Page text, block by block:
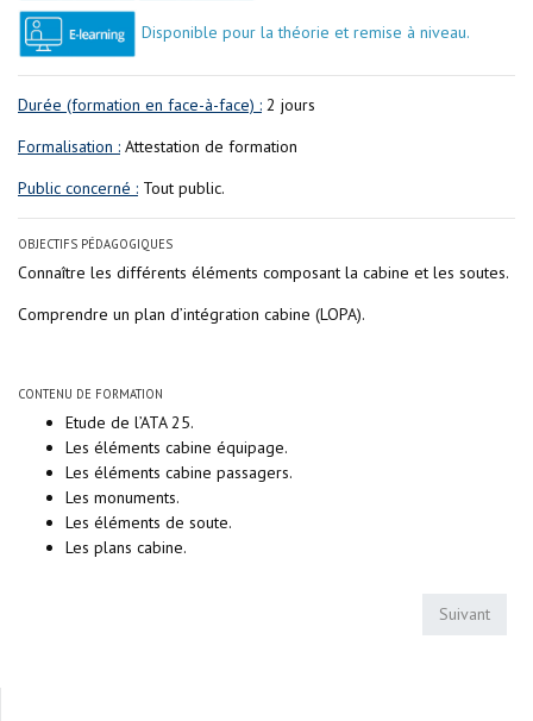
Disponible pour la théorie et remise à niveau.
Durée (formation en face-à-face) : 2 jours
Formalisation : Attestation de formation
Public concerné : Tout public.
OBJECTIFS PÉDAGOGIQUES
Connaître les différents éléments composant la cabine et les soutes.
Comprendre un plan d’intégration cabine (LOPA).
CONTENU DE FORMATION
Etude de l’ATA 25.
Les éléments cabine équipage.
Les éléments cabine passagers.
Les monuments.
Les éléments de soute.
Les plans cabine.
Suivant